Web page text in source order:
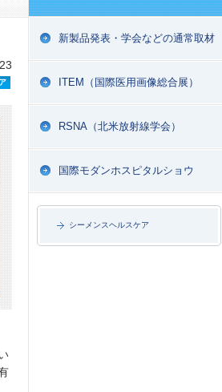
新製品発表・学会などの通常取材
ITEM（国際医用画像総合展）
RSNA（北米放射線学会）
国際モダンホスピタルショウ
シーメンスヘルスケア